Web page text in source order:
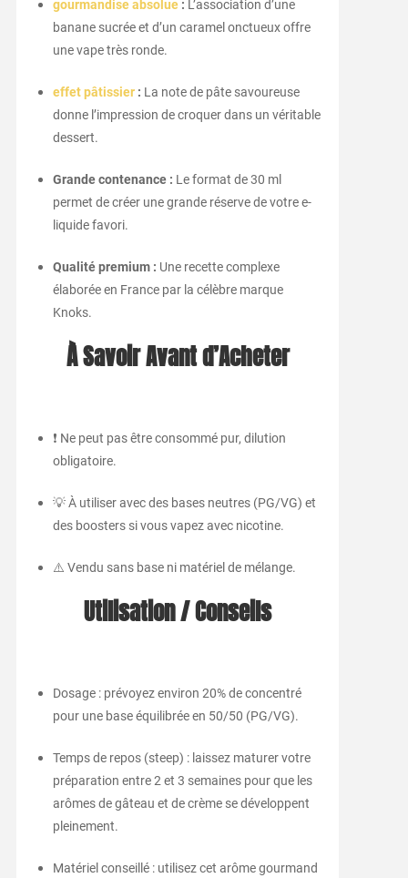
gourmandise absolue: L’association d’une
banane sucrée et d’un caramel onctueux offre
une vape très ronde.
effet pâtissier: La note de pâte savoureuse
donne l’impression de croquer dans un véritable
dessert.
Grande contenance : Le format de 30 ml
permet de créer une grande réserve de votre e-
liquide favori.
Qualité premium : Une recette complexe
élaborée en France par la célèbre marque
Knoks.
À Savoir Avant d’Acheter
❗ Ne peut pas être consommé pur, dilution
obligatoire.
💡 À utiliser avec des bases neutres (PG/VG) et
des boosters si vous vapez avec nicotine.
⚠️ Vendu sans base ni matériel de mélange.
Utilisation / Conseils
Dosage : prévoyez environ 20% de concentré
pour une base équilibrée en 50/50 (PG/VG).
Temps de repos (steep) : laissez maturer votre
préparation entre 2 et 3 semaines pour que les
arômes de gâteau et de crème se développent
pleinement.
Matériel conseillé : utilisez cet arôme gourmand